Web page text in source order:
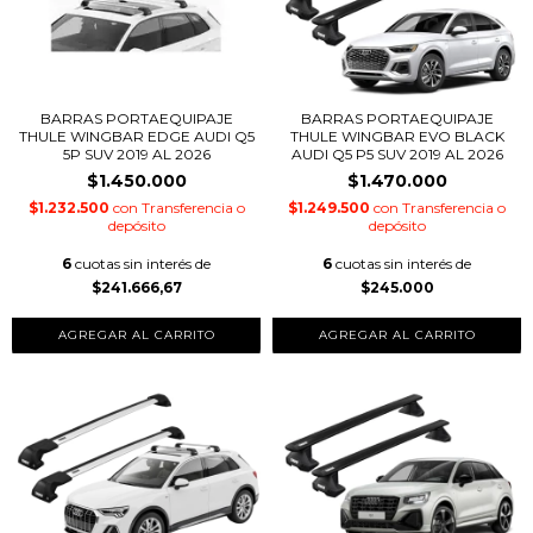
BARRAS PORTAEQUIPAJE
THULE WINGBAR EDGE AUDI Q5
5P SUV 2019 AL 2026
$1.450.000
$1.232.500 con Transferencia o
depósito
6 cuotas sin interés de
$241.666,67
BARRAS PORTAEQUIPAJE
THULE WINGBAR EVO BLACK
AUDI Q5 P5 SUV 2019 AL 2026
$1.470.000
$1.249.500 con Transferencia o
depósito
6 cuotas sin interés de
$245.000